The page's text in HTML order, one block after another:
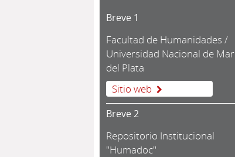
Breve 1
Facultad de Humanidades /
Universidad Nacional de Mar
del Plata
Sitio web
Breve 2
Repositorio Institucional
"Humadoc"